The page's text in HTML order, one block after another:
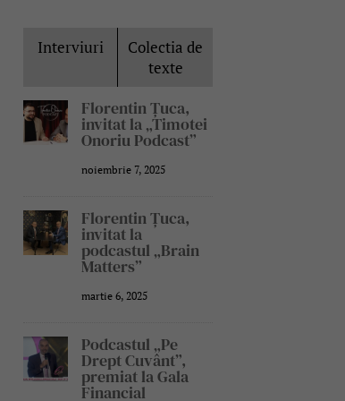
Interviuri
Colectia de
texte
Florentin Țuca,
invitat la „Timotei
Onoriu Podcast”
noiembrie 7, 2025
Florentin Țuca,
invitat la
podcastul „Brain
Matters”
martie 6, 2025
Podcastul „Pe
Drept Cuvânt”,
premiat la Gala
Financial